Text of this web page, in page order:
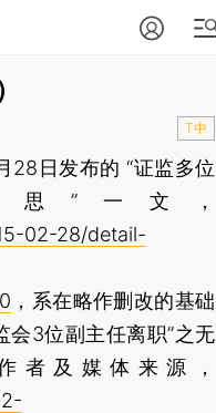
T中
日发布的 “证监多位
”一文，
02-28/detail-
，系在略作删改的基础
会3位副主任离职”之无
者及媒体来源，